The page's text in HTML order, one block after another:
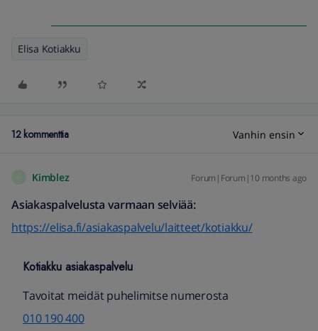
Elisa Kotiakku
12 kommenttia Vanhin ensin
Kimblez Forum|Forum|10 months ago
Asiakaspalvelusta varmaan selviää:
https://elisa.fi/asiakaspalvelu/laitteet/kotiakku/
Kotiakku asiakaspalvelu
Tavoitat meidät puhelimitse numerosta
010 190 400​